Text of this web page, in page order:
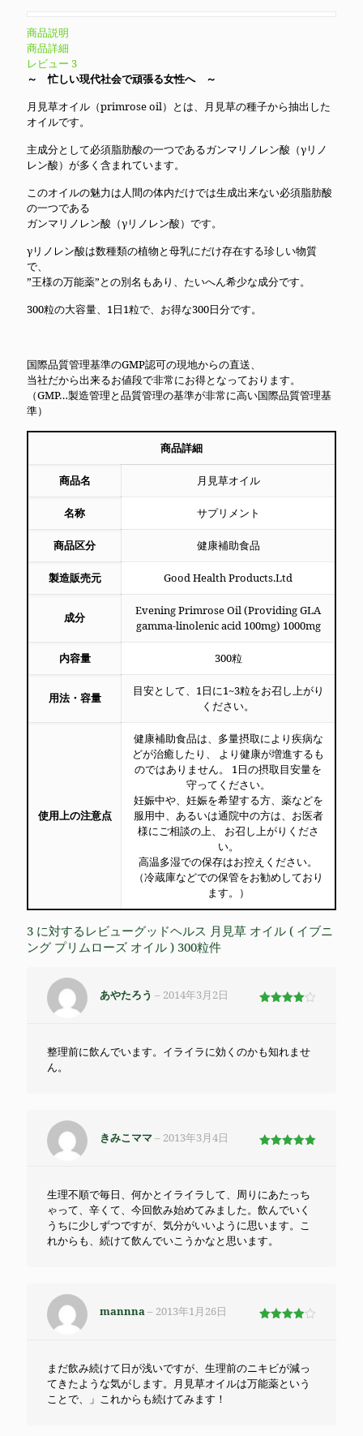
し
た。
で
す。
商品説明
商品詳細
レビュー 3
～ 忙しい現代社会で頑張る女性へ ～
月見草オイル（primrose oil）とは、月見草の種子から抽出した
オイルです。
主成分として必須脂肪酸の一つであるガンマリノレン酸（γリノ
レン酸）が多く含まれています。
このオイルの魅力は人間の体内だけでは生成出来ない必須脂肪酸
の一つである
ガンマリノレン酸（γリノレン酸）です。
γリノレン酸は数種類の植物と母乳にだけ存在する珍しい物質
で、
”王様の万能薬”との別名もあり、たいへん希少な成分です。
300粒の大容量、1日1粒で、お得な300日分です。
国際品質管理基準のGMP認可の現地からの直送、
当社だから出来るお値段で非常にお得となっております。
（GMP…製造管理と品質管理の基準が非常に高い国際品質管理基
準）
商品詳細
商品名 月見草オイル
名称 サプリメント
商品区分 健康補助食品
製造販売元 Good Health Products.Ltd
成分
Evening Primrose Oil (Providing GLA
gamma-linolenic acid 100mg) 1000mg
内容量 300粒
用法・容量
目安として、1日に1~3粒をお召し上がり
ください。
使用上の注意点
健康補助食品は、多量摂取により疾病な
どが治癒したり、 より健康が増進するも
のではありません。 1日の摂取目安量を
守ってください。
妊娠中や、妊娠を希望する方、薬などを
服用中、あるいは通院中の方は、お医者
様にご相談の上、 お召し上がりくださ
い。
高温多湿での保存はお控えください。
（冷蔵庫などでの保管をお勧めしており
ます。）
3 に対するレビューグッドヘルス 月見草 オイル ( イブニ
ング プリムローズ オイル ) 300粒件
あやたろう – 2014年3月2日
整理前に飲んでいます。イライラに効くのかも知れませ
ん。
きみこママ– 2013年3月4日
生理不順で毎日、何かとイライラして、周りにあたっち
ゃって、辛くて、今回飲み始めてみました。飲んでいく
うちに少しずつですが、気分がいいように思います。こ
れからも、続けて飲んでいこうかなと思います。
mannna– 2013年1月26日
まだ飲み続けて日が浅いですが、生理前のニキビが減っ
てきたような気がします。月見草オイルは万能薬という
ことで、」これからも続けてみます！